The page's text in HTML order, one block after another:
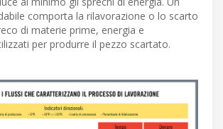
comporta la rilavorazione o lo scarto
di materie prime, energia e
per produrre il pezzo scartato.